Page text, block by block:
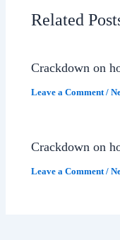
Related
Crackdown on
Leave a Comment /
Crackdown on
Leave a Comment /